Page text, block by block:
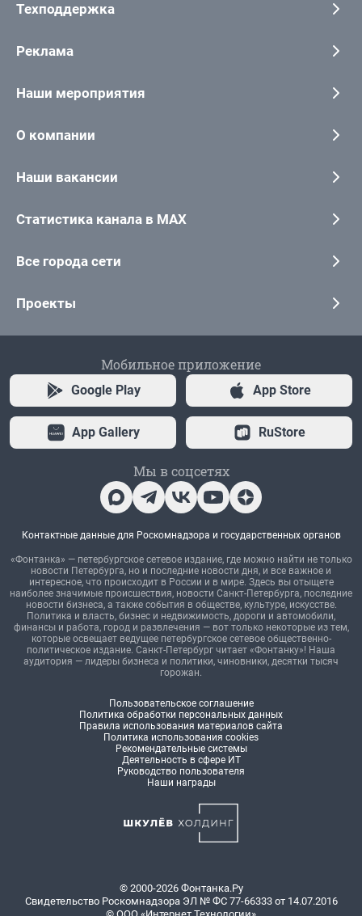
Техподдержка
Реклама
Наши мероприятия
О компании
Наши вакансии
Статистика канала в MAX
Все города сети
Проекты
Мобильное приложение
Google Play App Store
App Gallery RuStore
Мы в соцсетях
Контактные данные для Роскомнадзора и государственных органов
«Фонтанка» — петербургское сетевое издание, где можно найти не только
новости Петербурга, но и последние новости дня, и все важное и
интересное, что происходит в России и в мире. Здесь вы отыщете
наиболее значимые происшествия, новости Санкт-Петербурга, последние
новости бизнеса, а также события в обществе, культуре, искусстве.
Политика и власть, бизнес и недвижимость, дороги и автомобили,
финансы и работа, город и развлечения — вот только некоторые из тем,
которые освещает ведущее петербургское сетевое общественно-
политическое издание. Санкт-Петербург читает «Фонтанку»! Наша
аудитория — лидеры бизнеса и политики, чиновники, десятки тысяч
горожан.
Пользовательское соглашение
Политика обработки персональных данных
Правила использования материалов сайта
Политика использования cookies
Рекомендательные системы
Деятельность в сфере ИТ
Руководство пользователя
Наши награды
© 2000-2026 Фонтанка.Ру
Свидетельство Роскомнадзора ЭЛ № ФС 77-66333 от 14.07.2016